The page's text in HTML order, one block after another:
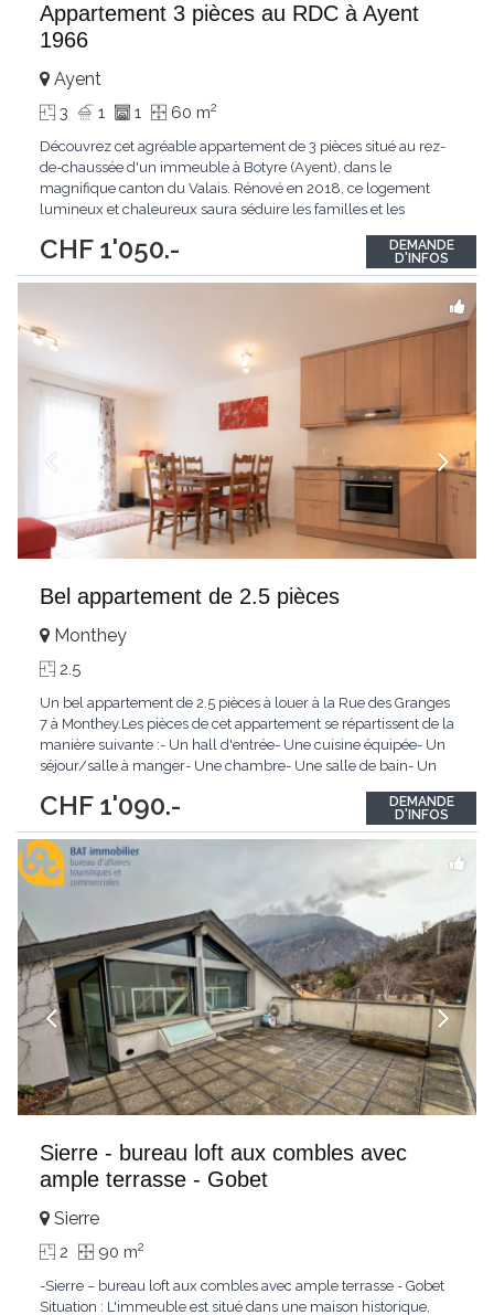
Appartement 3 pièces au RDC à Ayent
1966
CHF 1'050.-
Ayent
3 1 1 60 m2
Découvrez cet agréable appartement de 3 pièces situé au rez-
de-chaussée d'un immeuble à Botyre (Ayent), dans le
magnifique canton du Valais. Rénové en 2018, ce logement
lumineux et chaleureux saura séduire les familles et les
Pièces lumineuses : grandes fenêtres avec vue Cuisine équipée :
Lumineuse et fonctionnelle, avec...
DEMANDE
D'INFOS
Bel appartement de 2.5 pièces
CHF 1'090.-
Monthey
2.5
Un bel appartement de 2.5 pièces à louer à la Rue des Granges
7 à Monthey.Les pièces de cet appartement se répartissent de la
manière suivante :- Un hall d'entrée- Une cuisine équipée- Un
séjour/salle à manger- Une chambre- Une salle de bain- Un
une cave.Loyer détaillé :Loyer net : Fr. 1'090.- + Fr. 200.- charges
(forfait)Loyer...
DEMANDE
D'INFOS
Sierre - bureau loft aux combles avec
ample terrasse - Gobet
Sierre
2 90 m2
-Sierre – bureau loft aux combles avec ample terrasse - Gobet
Situation : L'immeuble est situé dans une maison historique,